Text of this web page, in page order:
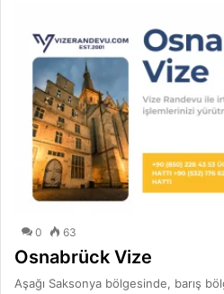
0 63
Osnabrück Vize
Aşağı Saksonya bölgesinde, barış